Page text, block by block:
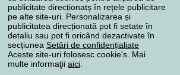
publicitate direcționatș în rețele publicitare
pe alte site-uri. Personalizarea și
publicitatea direcționată pot fi setate în
detaliu sau pot fi oricând dezactivate în
secțiunea Setări de confidențialiate
Aceste site-uri folosesc cookie's. Mai
multe informaţii aici
Magazin de încredere